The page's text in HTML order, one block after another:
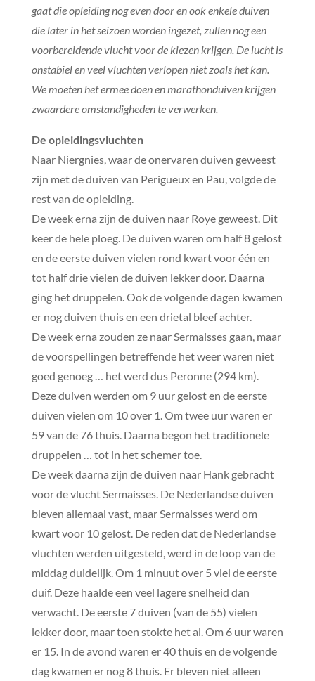
gaat die opleiding nog even door en ook enkele duiven
die later in het seizoen worden ingezet, zullen nog een
voorbereidende vlucht voor de kiezen krijgen. De lucht is
onstabiel en veel vluchten verlopen niet zoals het kan.
We moeten het ermee doen en marathonduiven krijgen
zwaardere omstandigheden te verwerken.
De opleidingsvluchten
Naar Niergnies, waar de onervaren duiven geweest
zijn met de duiven van Perigueux en Pau, volgde de
rest van de opleiding.
De week erna zijn de duiven naar Roye geweest. Dit
keer de hele ploeg. De duiven waren om half 8 gelost
en de eerste duiven vielen rond kwart voor één en
tot half drie vielen de duiven lekker door. Daarna
ging het druppelen. Ook de volgende dagen kwamen
er nog duiven thuis en een drietal bleef achter.
De week erna zouden ze naar Sermaisses gaan, maar
de voorspellingen betreffende het weer waren niet
goed genoeg … het werd dus Peronne (294 km).
Deze duiven werden om 9 uur gelost en de eerste
duiven vielen om 10 over 1. Om twee uur waren er
59 van de 76 thuis. Daarna begon het traditionele
druppelen … tot in het schemer toe.
De week daarna zijn de duiven naar Hank gebracht
voor de vlucht Sermaisses. De Nederlandse duiven
bleven allemaal vast, maar Sermaisses werd om
kwart voor 10 gelost. De reden dat de Nederlandse
vluchten werden uitgesteld, werd in de loop van de
middag duidelijk. Om 1 minuut over 5 viel de eerste
duif. Deze haalde een veel lagere snelheid dan
verwacht. De eerste 7 duiven (van de 55) vielen
lekker door, maar toen stokte het al. Om 6 uur waren
er 15. In de avond waren er 40 thuis en de volgende
dag kwamen er nog 8 thuis. Er bleven niet alleen